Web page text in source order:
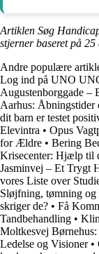
Artiklen Søg
stjerner baseret på 25
Andre populære
Log ind på UNO
Augustenborggade –
Aarhus: Åbningstider
dit barn er testet
Elevintra • Opus
for Ældre • Bering
Krisecenter: Hjælp til
Jasminvej – Et Trygt
vores Liste over
Sløjfning, tømning
skriger de? • Få
Tandbehandling •
Moltkesvej
Ledelse og Visioner•